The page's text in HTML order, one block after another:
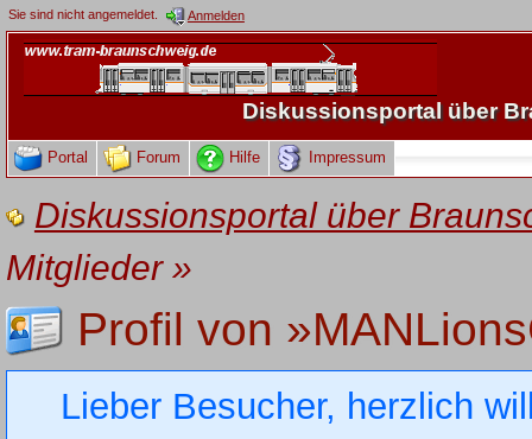
Sie sind nicht angemeldet. Anmelden
Diskussionsportal über
Portal Forum Hilfe Impressum
Diskussionsportal über
Mitglieder»
Profil von
Lieber Besucher, herzlich